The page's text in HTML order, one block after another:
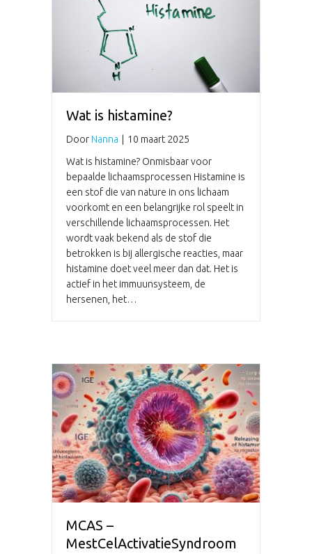
Wat is histamine?
Door Nanna
10 maart 2025
Wat is histamine? Onmisbaar voor
bepaalde lichaamsprocessen Histamine is
een stof die van nature in ons lichaam
voorkomt en een belangrijke rol speelt in
verschillende lichaamsprocessen. Het
wordt vaak bekend als de stof die
betrokken is bij allergische reacties, maar
histamine doet veel meer dan dat. Het is
actief in het immuunsysteem, de
hersenen, het…
MCAS –
MestCelActivatieSyndroom